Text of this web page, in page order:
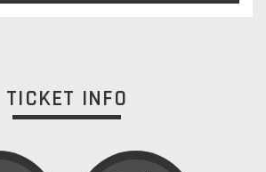
TICKET INFO